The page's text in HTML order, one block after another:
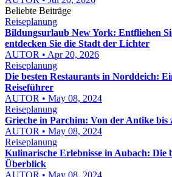
Beliebte Beiträge
Reiseplanung
Bildungsurlaub New York: Entfliehen
entdecken Sie die Stadt der Lichter
AUTOR • Apr 20, 2026
Reiseplanung
Die besten Restaurants in Norddeich:
Reiseführer
AUTOR • May 08, 2024
Reiseplanung
Grieche in Parchim: Von der Antike bis
AUTOR • May 08, 2024
Reiseplanung
Kulinarische Erlebnisse in Aubach: Die
Überblick
AUTOR • May 08, 2024